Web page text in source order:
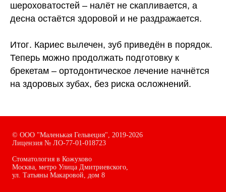
шероховатостей – налёт не скапливается, а
десна остаётся здоровой и не раздражается.
Итог. Кариес вылечен, зуб приведён в порядок.
Теперь можно продолжать подготовку к
брекетам – ортодонтическое лечение начнётся
на здоровых зубах, без риска осложнений.
© ООО "Маленькая Гельвеция", 2019-2026
Лицензия № ЛО-77-01-018723
Стоматология в Кожухово
Москва, метро Улица Дмитриевского,
ул. Татьяны Макаровой, дом 8